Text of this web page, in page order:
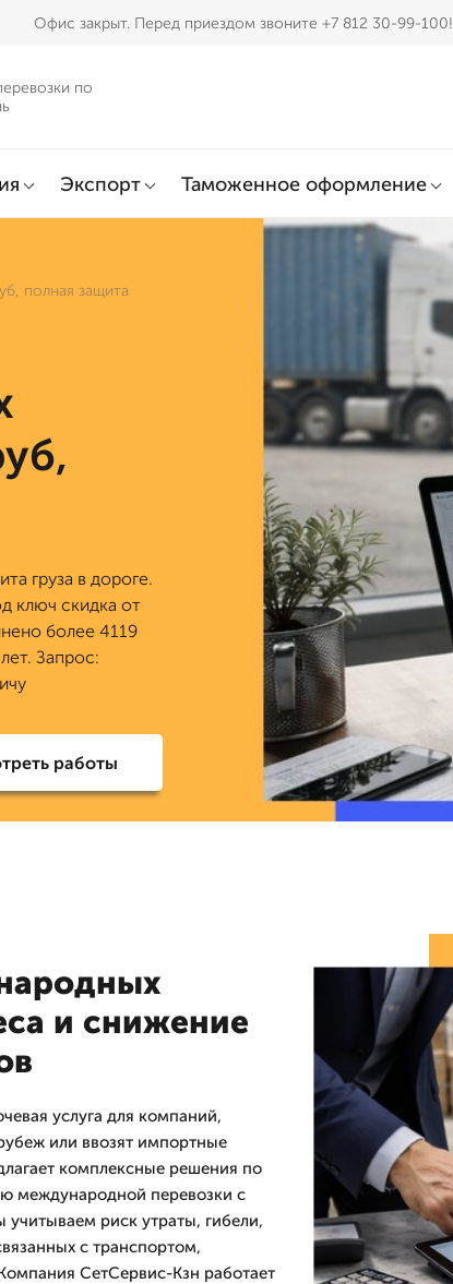
Офис закрыт. Перед приездом звоните +7 812 30-99-100!
по
Экспорт Таможенное оформление
полная защита
груза в дороге.
ключ скидка от
более 4119
Запрос:
работы
и снижение
услуга для компаний,
или ввозят импортные
комплексные решения по
международной перевозки с
риск утраты, гибели,
с транспортом,
СетСервис-Кзн работает